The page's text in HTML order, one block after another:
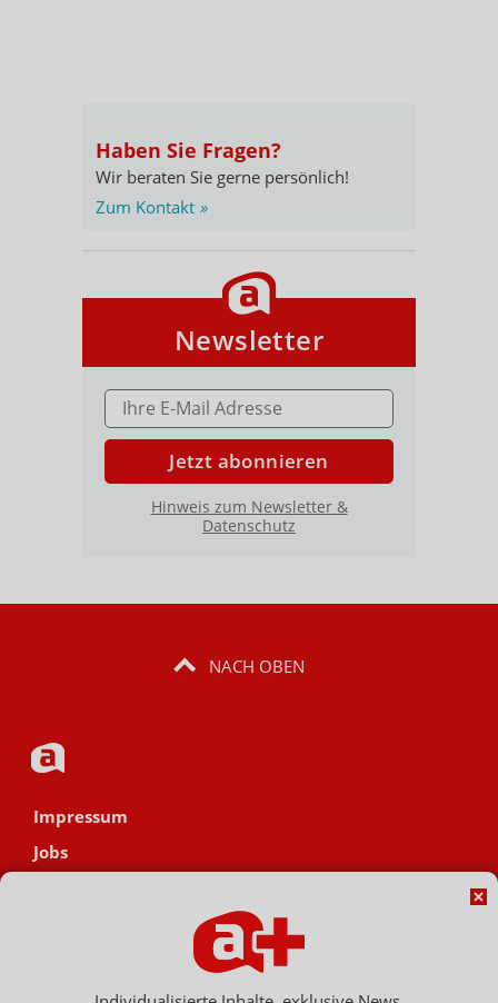
Haben Sie Fragen?
Wir beraten Sie gerne persönlich!
Zum Kontakt »
Newsletter
E-MAIL ADRESSE
Jetzt abonnieren
Hinweis zum Newsletter &
Datenschutz
NACH OBEN
Impressum
Jobs
Hinweisgebersystem